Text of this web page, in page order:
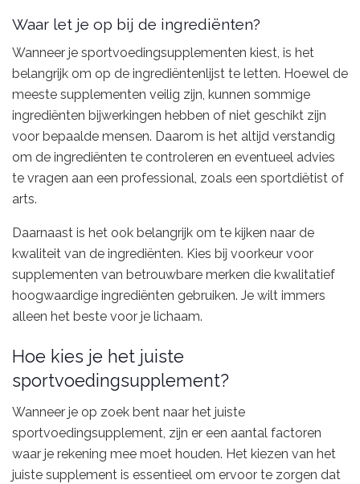
Waar let je op bij de ingrediënten?
Wanneer je sportvoedingsupplementen kiest, is het
belangrijk om op de ingrediëntenlijst te letten. Hoewel de
meeste supplementen veilig zijn, kunnen sommige
ingrediënten bijwerkingen hebben of niet geschikt zijn
voor bepaalde mensen. Daarom is het altijd verstandig
om de ingrediënten te controleren en eventueel advies
te vragen aan een professional, zoals een sportdiëtist of
arts.
Daarnaast is het ook belangrijk om te kijken naar de
kwaliteit van de ingrediënten. Kies bij voorkeur voor
supplementen van betrouwbare merken die kwalitatief
hoogwaardige ingrediënten gebruiken. Je wilt immers
alleen het beste voor je lichaam.
Hoe kies je het juiste
sportvoedingsupplement?
Wanneer je op zoek bent naar het juiste
sportvoedingsupplement, zijn er een aantal factoren
waar je rekening mee moet houden. Het kiezen van het
juiste supplement is essentieel om ervoor te zorgen dat